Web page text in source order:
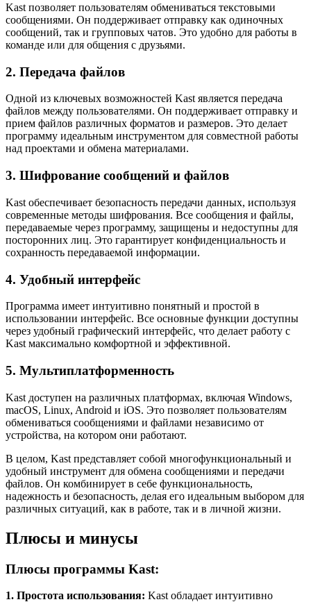
Kast позволяет пользователям обмениваться текстовыми
сообщениями. Он поддерживает отправку как одиночных
сообщений, так и групповых чатов. Это удобно для работы в
команде или для общения с друзьями.
2. Передача файлов
Одной из ключевых возможностей Kast является передача
файлов между пользователями. Он поддерживает отправку и
прием файлов различных форматов и размеров. Это делает
программу идеальным инструментом для совместной работы
над проектами и обмена материалами.
3. Шифрование сообщений и файлов
Kast обеспечивает безопасность передачи данных, используя
современные методы шифрования. Все сообщения и файлы,
передаваемые через программу, защищены и недоступны для
посторонних лиц. Это гарантирует конфиденциальность и
сохранность передаваемой информации.
4. Удобный интерфейс
Программа имеет интуитивно понятный и простой в
использовании интерфейс. Все основные функции доступны
через удобный графический интерфейс, что делает работу с
Kast максимально комфортной и эффективной.
5. Мультиплатформенность
Kast доступен на различных платформах, включая Windows,
macOS, Linux, Android и iOS. Это позволяет пользователям
обмениваться сообщениями и файлами независимо от
устройства, на котором они работают.
В целом, Kast представляет собой многофункциональный и
удобный инструмент для обмена сообщениями и передачи
файлов. Он комбинирует в себе функциональность,
надежность и безопасность, делая его идеальным выбором для
различных ситуаций, как в работе, так и в личной жизни.
Плюсы и минусы
Плюсы программы Kast:
1. Простота использования: Kast обладает интуитивно